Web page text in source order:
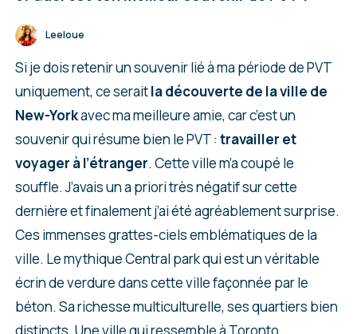
Leeloue
Si je dois retenir un souvenir lié à ma période de PVT
uniquement, ce seraitla découverte de la ville de
New-Yorkavec ma meilleure amie, car c’est un
souvenir qui résume bien le PVT : travailler et
voyager à l’étranger. Cette ville m’a coupé le
souffle. J’avais un a priori très négatif sur cette
dernière et finalement j’ai été agréablement surprise.
Ces immenses grattes-ciels emblématiques de la
ville. Le mythique Central park qui est un véritable
écrin de verdure dans cette ville façonnée par le
béton. Sa richesse multiculturelle, ses quartiers bien